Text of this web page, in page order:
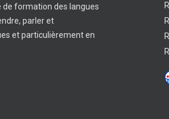
de formation des langues
parler et
et particulièrement en